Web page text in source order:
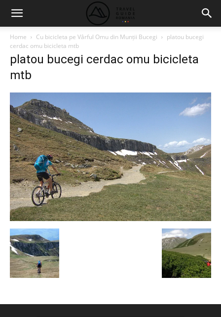
Home Cu bicicleta pe Vârful Omu din Munții Bucegi
platou bucegi
cerdac omu bicicleta mtb
platou bucegi cerdac omu bicicleta
mtb